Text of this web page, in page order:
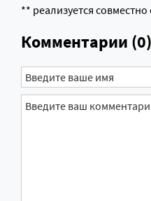
** реализуется
Комментарии (0)